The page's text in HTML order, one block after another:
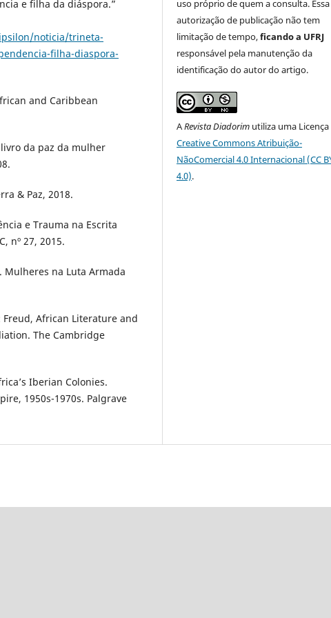
e filha da diáspora.”
noticia/trineta-
filha-diaspora-
and Caribbean
livro da paz da mulher
& Paz, 2018.
e Trauma na Escrita
nº 27, 2015.
Mulheres na Luta Armada
Freud, African Literature and
The Cambridge
Iberian Colonies.
1950s-1970s. Palgrave
uso próprio de quem a consulta. Essa
autorização de publicação não tem
limitação de tempo,ficando a UFRJ
responsável pela manutenção da
identificação do autor do artigo.
ARevista Diadorim utiliza uma Licença
Creative Commons Atribuição-
NãoComercial 4.0 Internacional (CC
4.0).